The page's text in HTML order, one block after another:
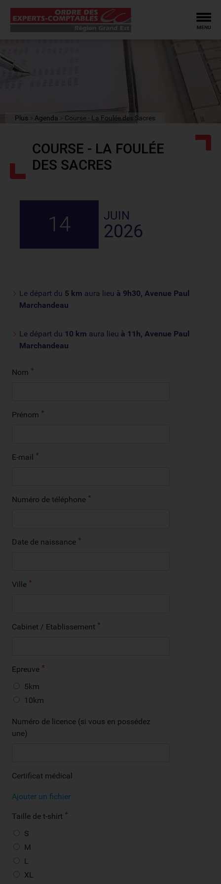
MENU
Plus Agenda Course - La Foulée des Sacres
14 JUIN
2026
COURSE - LA FOULÉE
DES SACRES
Le départ du 5 km aura lieu à 9h30, Avenue Paul
Marchandeau
Le départ du 10 km aura lieu à 11h, Avenue Paul
Marchandeau
Nom
Prénom
E-mail
Numéro de téléphone
Date de naissance
Ville
Cabinet / Etablissement
Epreuve
5km
10km
Numéro de licence (si vous en possédez
une)
Certificat médical
Ajouter un fichier
Taille de t-shirt
S
M
L
XL